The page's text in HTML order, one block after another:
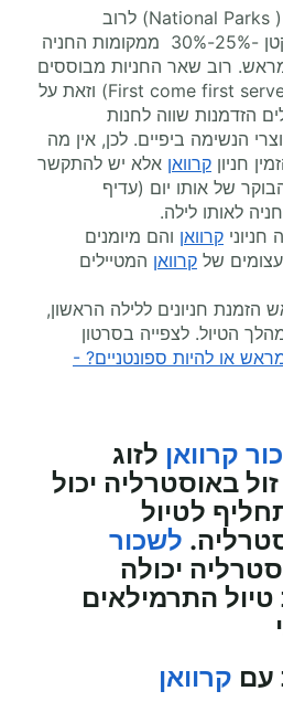
ב, החניונים של המדינה ( National Parks) לרוב
מאפשרים הזמנת חלק קטן -25%-30% ממקומות החניה
מראש. רוב שאר החניות מבוססים
על בסיס 'הקודם זוכה' (First come first serve) וזאת על
הזדמנות שווה לחנות
הנשימה ביפיים. לכן, אין מה
חניון קרוואן אלא יש להתקשר
של אותו יום (עדיף
לאותו לילה.
קרוואן והם מיומנים
של קרוואן המטיילים
הזמנת חניונים ללילה הראשון,
הטיול. לצפייה בסרטון
או להיות ספונטניים? -
קרוואן לזוג
זול באוסטרליה יכול
לטיול
לשכור
יכולה
התרמילאים
עם קרוואן